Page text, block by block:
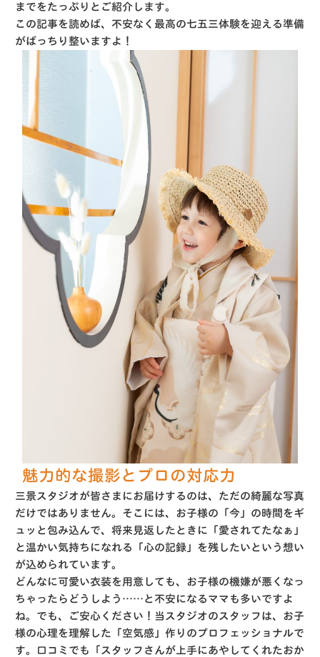
までをたっぷりとご紹介します。
この記事を読めば、不安なく最高の七五三体験を迎える準備
がばっちり整いますよ！
魅力的な撮影とプロの対応力
三景スタジオが皆さまにお届けするのは、ただの綺麗な写真
だけではありません。そこには、お子様の「今」の時間をギ
ュッと包み込んで、将来見返したときに「愛されてたなぁ」
と温かい気持ちになれる「心の記録」を残したいという想い
が込められています。
どんなに可愛い衣装を用意しても、お子様の機嫌が悪くなっ
ちゃったらどうしよう……と不安になるママも多いですよ
ね。でも、ご安心ください！当スタジオのスタッフは、お子
様の心理を理解した「空気感」作りのプロフェッショナルで
す。口コミでも「スタッフさんが上手にあやしてくれたおか